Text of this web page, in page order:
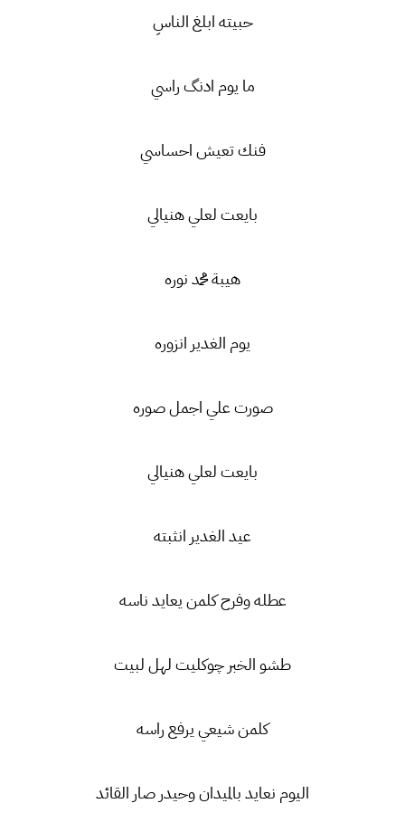
حبيته ابلغ الناسِ
ما يوم ادنگ راسي
فنك تعيش احساسي
بايعت لعلي هنيالي
هيبة محمد نوره
يوم الغدير انزوره
صورت علي اجمل صوره
بايعت لعلي هنيالي
عيد الغدير انثبته
عطله وفرح كلمن يعايد ناسه
طشو الخبر چوكليت لهل لبيت
كلمن شيعي يرفع راسه
اليوم نعايد بالميدان وحيدر صار القائد